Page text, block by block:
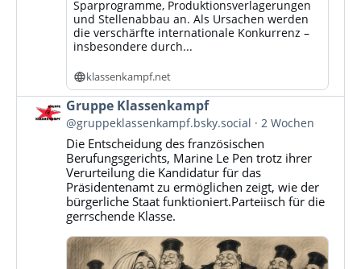
Sparprogramme, Produktionsverlagerungen
und Stellenabbau an. Als Ursachen werden
die verschärfte internationale Konkurrenz –
insbesondere durch...
klassenkampf.net
Beitrag
von
Gruppe
Klassenkampf
Bluesky
ansehen
Gruppe Klassenkampf
@gruppeklassenkampf.bsky.social 2 Wochen
Die Entscheidung des französischen
Berufungsgerichts, Marine Le Pen trotz ihrer
Verurteilung die Kandidatur für das
Präsidentenamt zu ermöglichen zeigt, wie der
bürgerliche Staat funktioniert.Parteiisch für die
gerrschende Klasse.